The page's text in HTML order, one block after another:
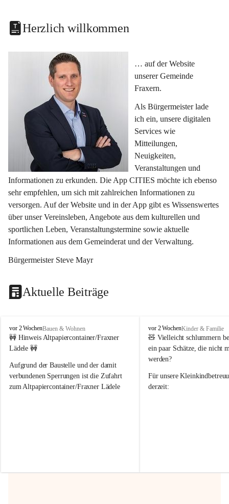
Herzlich willkommen
… auf der Website
unserer Gemeinde
Fraxern.
Als Bürgermeister lade
ich ein, unsere digitalen
Services wie
Mitteilungen,
Neuigkeiten,
Veranstaltungen und
Informationen zu erkunden. Die App CITIES möchte ich ebenso
sehr empfehlen, um sich mit zahlreichen Informationen zu
versorgen. Auf der Website und in der App gibt es Wissenswertes
über unser Vereinsleben, Angebote aus dem kulturellen und
sportlichen Leben, Veranstaltungstermine sowie aktuelle
Informationen aus dem Gemeinderat und der Verwaltung.
Bürgermeister Steve Mayr
Aktuelle Beiträge
F
r
a
e
r
n
vor 2 WochenBauen & Wohnen
🚧 Hinweis Altpapiercontainer/Fraxner
Lädele 🚧
Aufgrund der Baustelle und der damit
verbundenen Sperrungen ist die Zufahrt
zum Altpapiercontainer/Fraxner Lädele
Hilfsbereitschaft!
F
r
a
x
r
n
vor 2 WochenKinder & Familie
🧸 Vielleicht schlummern
ein paar Schätze, die nicht
werden?
Für unsere
derzeit: